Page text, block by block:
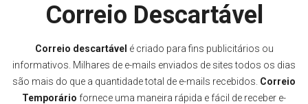
Correio Descartável
Correio descartável é criado para fins publicitários ou
informativos. Milhares de e-mails enviados de sites todos os dias
são mais do que a quantidade total de e-mails recebidos. Correio
Temporário fornece uma maneira rápida e fácil de receber e-